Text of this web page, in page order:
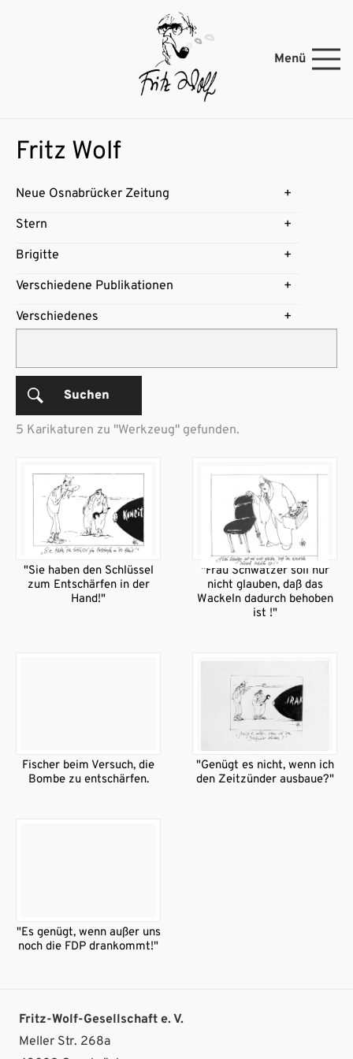
Menü
Fritz Wolf
Neue Osnabrücker Zeitung
Stern
Brigitte
Verschiedene Publikationen
Verschiedenes
Suchen
5 Karikaturen zu "Werkzeug" gefunden.
"Sie haben den Schlüssel
zum Entschärfen in der
Hand!"
"Frau Schwätzer soll nur
nicht glauben, daß das
Wackeln dadurch behoben
ist !"
Fischer beim Versuch, die
Bombe zu entschärfen.
"Genügt es nicht, wenn ich
den Zeitzünder ausbaue?"
"Es genügt, wenn außer uns
noch die FDP drankommt!"
Fritz-Wolf-Gesellschaft e. V.
Meller Str. 268a